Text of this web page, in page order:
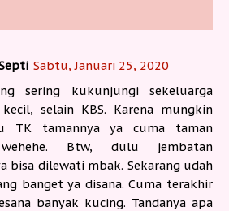
Sabtu, Januari 25, 2020
sering kukunjungi sekeluarga
selain KBS. Karena mungkin
TK tamannya ya cuma taman
Btw, dulu jembatan
bisa dilewati mbak. Sekarang udah
banget ya disana. Cuma terakhir
banyak kucing. Tandanya apa